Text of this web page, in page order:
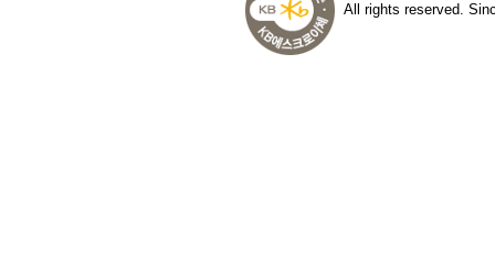
All rights reserved.